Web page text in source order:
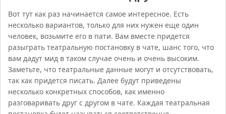
Вот тут как раз начинается самое интересное. Есть
несколько вариантов, только для них нужен еще один
человек, возьмите его в пати. Вам вместе придется
разыграть театральную постановку в чате, шанс того, что
вам дадут мид в таком случае очень и очень высоким.
Заметьте, что театральные данные могут и отсутствовать,
так как придется писать. Далее будут приведены
несколько конкретных способов, как именно
разговаривать друг с другом в чате. Каждая театральная